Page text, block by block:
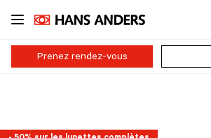
Passer
contenu
principalPrenez rendez-vous